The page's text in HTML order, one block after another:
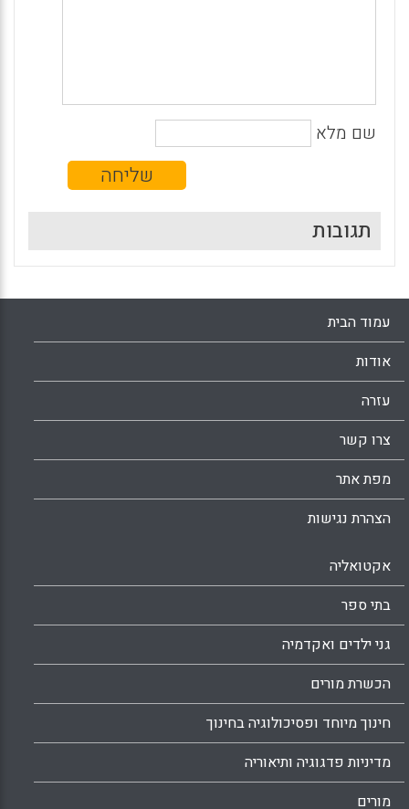
שם מלא
תגובות
עמוד הבית
אודות
עזרה
צרו קשר
מפת אתר
הצהרת נגישות
אקטואליה
בתי ספר
גני ילדים ואקדמיה
הכשרת מורים
חינוך מיוחד ופסיכולוגיה בחינוך
מדיניות פדגוגיה ותיאוריה
מורים